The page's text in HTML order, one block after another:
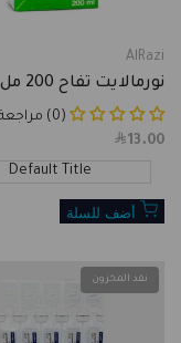
Vendor:
AlRazi
نورمالايت تفاح 200 مل
(0) مراجعة
Sale
13.00
Default Title
أضف للسلة
نفد المخزون